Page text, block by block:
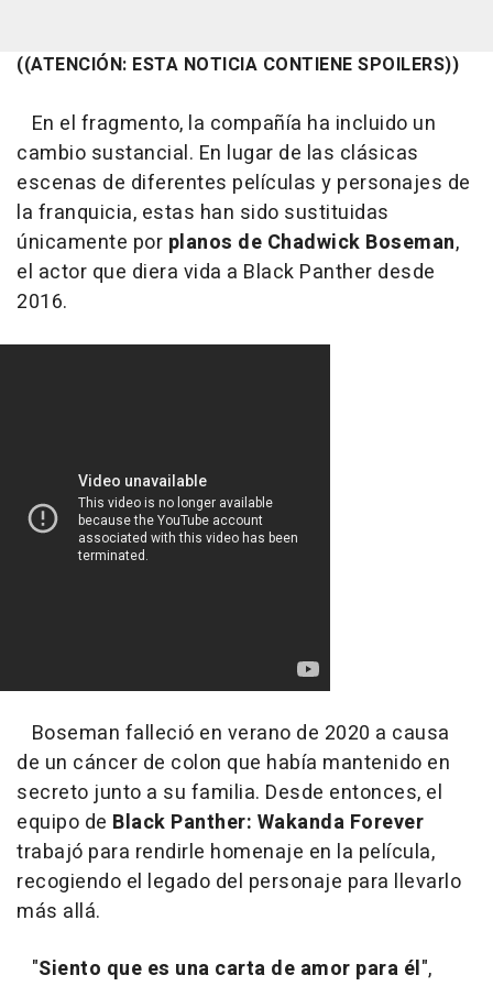
((ATENCIÓN: ESTA NOTICIA CONTIENE SPOILERS))
En el fragmento, la compañía ha incluido un
cambio sustancial. En lugar de las clásicas
escenas de diferentes películas y personajes de
la franquicia, estas han sido sustituidas
únicamente por planos de Chadwick Boseman,
el actor que diera vida a Black Panther desde
2016.
Boseman falleció en verano de 2020 a causa
de un cáncer de colon que había mantenido en
secreto junto a su familia. Desde entonces, el
equipo de Black Panther: Wakanda Forever
trabajó para rendirle homenaje en la película,
recogiendo el legado del personaje para llevarlo
más allá.
"Siento que es una carta de amor para él",